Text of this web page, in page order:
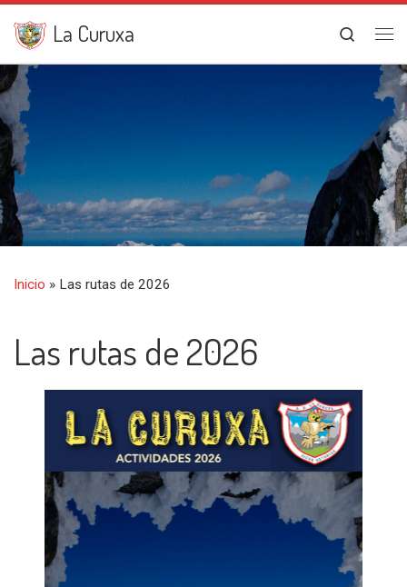
Saltar al contenido
La Curuxa
Search
Inicio » Las rutas de 2026
Las rutas de 2026